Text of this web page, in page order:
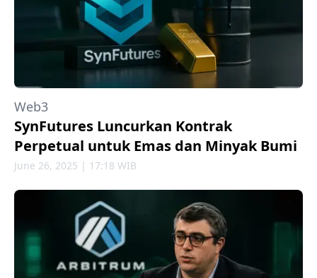
Web3
SynFutures Luncurkan Kontrak
Perpetual untuk Emas dan Minyak Bumi
June 26, 2025 | 17:18 WIB